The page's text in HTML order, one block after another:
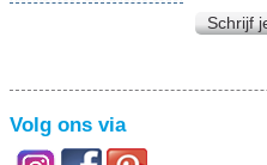
Schrijf
Volg ons via